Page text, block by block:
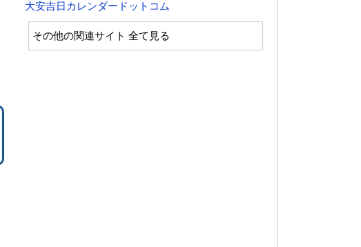
大安吉日カレンダードットコム
その他の関連サイト 全て見る